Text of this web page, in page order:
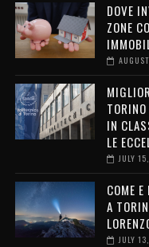
DOVE
ZONE
IN
LE
JULY
COME
A
JULY